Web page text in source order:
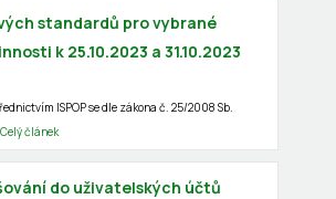
standardů pro vybrané
k 25.10.2023 a 31.10.2023
ISPOP se dle zákona č. 25/2008 Sb.
Celý článek
do uživatelských účtů